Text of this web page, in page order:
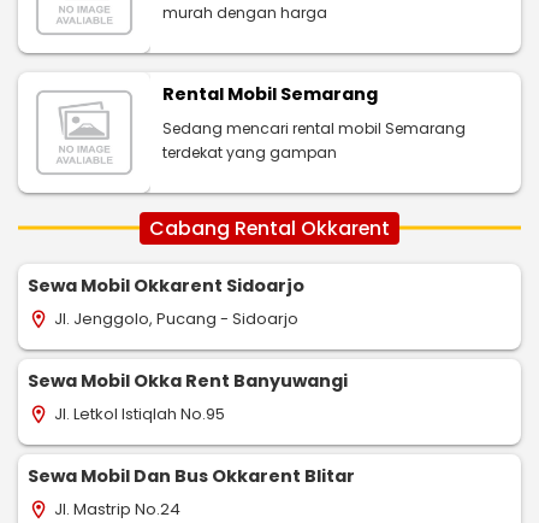
murah dengan harga
Rental Mobil Semarang
Sedang mencari rental mobil Semarang
terdekat yang gampan
Cabang Rental Okkarent
Sewa Mobil Okkarent Sidoarjo
location_on Jl. Jenggolo, Pucang - Sidoarjo
Sewa Mobil Okka Rent Banyuwangi
location_on Jl. Letkol Istiqlah No.95
Sewa Mobil Dan Bus Okkarent Blitar
location_on Jl. Mastrip No.24